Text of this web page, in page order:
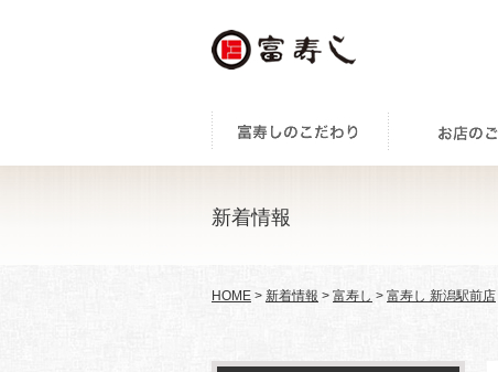
新着情報
HOME > 新着情報 > 富寿し > 富寿し 新潟駅前店